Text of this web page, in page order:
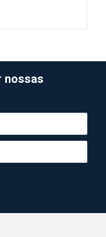
nossas